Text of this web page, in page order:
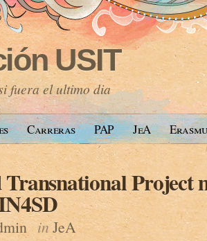
USIT
fuera el ultimo dia
Carreras PAP JeA
Project
inJeA